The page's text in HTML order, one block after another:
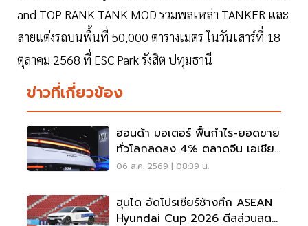
and TOP RANK TANK MOD รวมพลเหล่า TANKER และ
สายแต่งรถบนพื้นที่ 50,000 ตารางเมตร ในวันเสาร์ที่ 18
ตุลาคม 2568 ที่ ESC Park รังสิต ปทุมธานี
ข่าวที่เกี่ยวข้อง
ฮอนด้า มอเตอร์ ฟื้นกำไร-ยอดขาย
ทั่วโลกลดลง 4% ตลาดจีน เอเชีย
ร่วง
06 ส.ค. 2569 | 08:39 น.
ฮุนได อัดโปรเชียร์ช้างศึก ASEAN
Hyundai Cup 2026 ดีลส่วนลด